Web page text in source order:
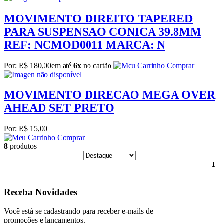
MOVIMENTO DIREITO TAPERED
PARA SUSPENSAO CONICA 39.8MM
REF: NCMOD0011 MARCA: N
Por: R$ 180,00em até 6x no cartão Comprar
MOVIMENTO DIRECAO MEGA OVER
AHEAD SET PRETO
Por: R$ 15,00
Comprar
8 produtos
1
Receba Novidades
Você está se cadastrando para receber e-mails de
promoções e lançamentos.